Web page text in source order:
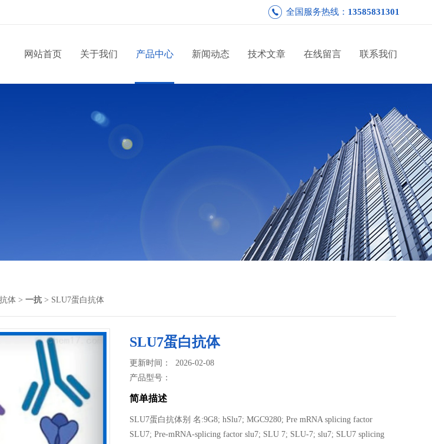
全国服务热线： 13585831301
网站首页 关于我们 产品中心 新闻动态 技术文章 在线留言 联系我们
抗体 > 一抗 > SLU7蛋白抗体
SLU7蛋白抗体
更新时间： 2026-02-08
产品型号：
简单描述
SLU7蛋白抗体别 名:9G8; hSlu7; MGC9280; Pre mRNA splicing factor
SLU7; Pre-mRNA-splicing factor slu7; SLU 7; SLU-7; slu7; SLU7 splicing